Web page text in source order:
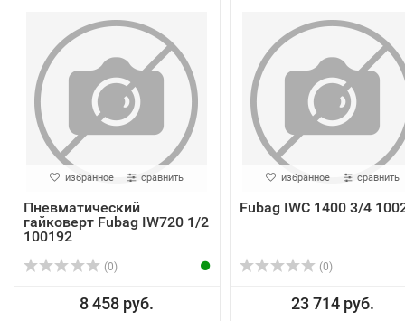
избранное сравнить
Пневматический
гайковерт Fubag IW720 1/2
100192
(0)
8 458 руб.
избранное сравнить
Fubag IWC 1400 3/4
(0)
23 714 руб.